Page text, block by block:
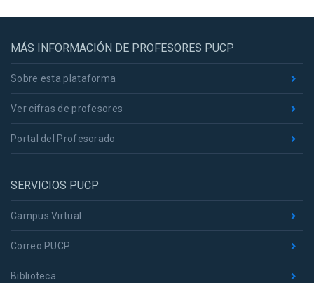
MÁS INFORMACIÓN DE PROFESORES PUCP
Sobre esta plataforma
Ver cifras de profesores
Portal del Profesorado
SERVICIOS PUCP
Campus Virtual
Correo PUCP
Biblioteca